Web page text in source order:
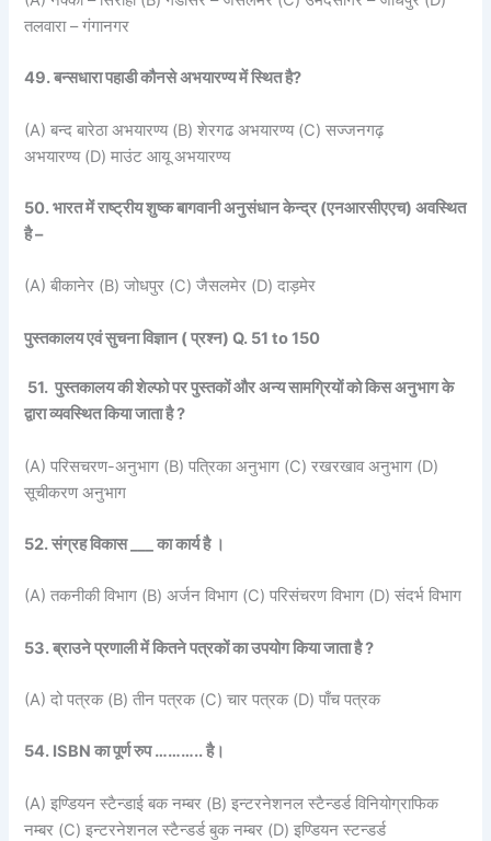
तलवारा – गंगानगर
49. बन्सधारा पहाडी कौनसे अभयारण्य में स्थित है?
(A) बन्द बारेठा अभयारण्य (B) शेरगढ अभयारण्य (C) सज्जनगढ़
अभयारण्य (D) माउंट आयू अभयारण्य
50. भारत में राष्ट्रीय शुष्क बागवानी अनुसंधान केन्द्र (एनआरसीएएच) अवस्थित
है –
(A) बीकानेर (B) जोधपुर (C) जैसलमेर (D) दाड़मेर
पुस्तकालय एवं सुचना विज्ञान ( प्रश्न) Q. 51 to 150
51. पुस्तकालय की शेल्फो पर पुस्तकों और अन्य सामग्रियों को किस अनुभाग के
द्वारा व्यवस्थित किया जाता है ?
(A) परिसचरण-अनुभाग (B) पत्रिका अनुभाग (C) रखरखाव अनुभाग (D)
सूचीकरण अनुभाग
52. संग्रह विकास ___ का कार्य है ।
(A) तकनीकी विभाग (B) अर्जन विभाग (C) परिसंचरण विभाग (D) संदर्भ विभाग
53. ब्राउने प्रणाली में कितने पत्रकों का उपयोग किया जाता है ?
(A) दो पत्रक (B) तीन पत्रक (C) चार पत्रक (D) पाँच पत्रक
54. ISBN का पूर्ण रुप ……….. है।
(A) इण्डियन स्टैन्डाई बक नम्बर (B) इन्टरनेशनल स्टैन्डर्ड विनियोग्राफिक
नम्बर (C) इन्टरनेशनल स्टैन्डर्ड बुक नम्बर (D) इण्डियन स्टन्डर्ड